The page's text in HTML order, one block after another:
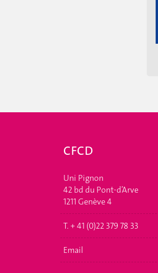
CFCD
Uni Pignon
42 bd du Pont-d’Arve
1211 Genève 4
T. + 41 (0)22 379 78 33
Email